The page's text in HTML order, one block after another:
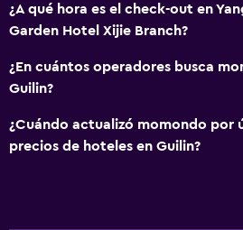
¿A qué hora es el check-out en
Garden Hotel Xijie Branch?
¿En cuántos operadores busca
Guilin?
¿Cuándo actualizó momondo por
precios de hoteles en Guilin?